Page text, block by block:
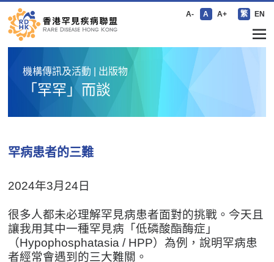
A- A A+ 繁 EN
機構傳訊及活動 | 出版物
「罕罕」而談
罕病患者的三難
2024年3月24日
很多人都未必理解罕見病患者面對的挑戰。今天且
讓我用其中一種罕見病「低磷酸酯酶症」
（Hypophosphatasia / HPP）為例，說明罕病患
者經常會遇到的三大難關。